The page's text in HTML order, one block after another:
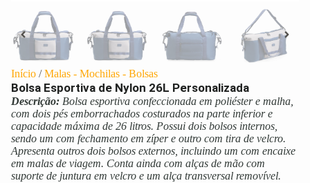
Início /Malas - Mochilas - Bolsas
Bolsa Esportiva de Nylon 26L Personalizada
Descrição: Bolsa esportiva confeccionada em poliéster e malha,
com dois pés emborrachados costurados na parte inferior e
capacidade máxima de 26 litros. Possui dois bolsos internos,
sendo um com fechamento em zíper e outro com tira de velcro.
Apresenta outros dois bolsos externos, incluindo um com encaixe
em malas de viagem. Conta ainda com alças de mão com
suporte de juntura em velcro e um alça transversal removível.